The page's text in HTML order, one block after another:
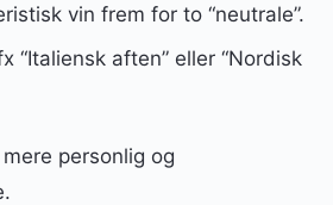
vin frem for to “neutrale”.
“Italiensk aften” eller “Nordisk
personlig og